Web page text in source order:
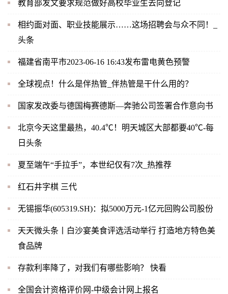
教育部发文要求规范做好高校毕业生去向登记
相约面对面、职业技能展示……这场招聘会与众不同！_
头条
福建省南平市2023-06-16 16:43发布雷电黄色预警
全球视点！什么是伴热管_伴热管是干什么用的？
国家发改委与德国梅赛德斯—奔驰公司签署合作意向书
北京今天这里最热，40.4℃！明天城区大部都要40℃-每
日头条
夏至端午“手拉手”，本世纪仅有7次_热推荐
红石井字棋 三代
无锡振华(605319.SH)：拟5000万元-1亿元回购公司股份
天天微头条丨白沙宴美食评选活动举行 打造地方特色美
食品牌
存款利率降了，对我们有哪些影响？ 快看
全国会计资格评价网-中级会计网上报名